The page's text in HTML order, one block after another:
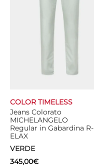
Jeans Colorato
MICHELANGELO
Regular in Gabardina R-
ELAX
VERDE
COLOR TIMELESS
345,00€